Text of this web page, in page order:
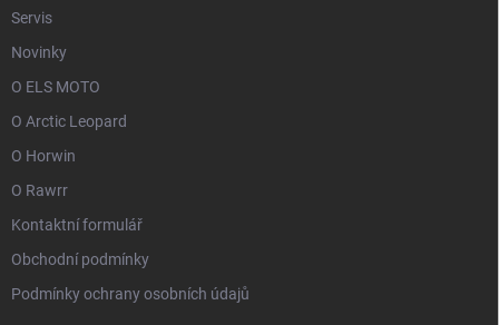
Servis
Novinky
O ELS MOTO
O Arctic Leopard
O Horwin
O Rawrr
Kontaktní formulář
Obchodní podmínky
Podmínky ochrany osobních údajů